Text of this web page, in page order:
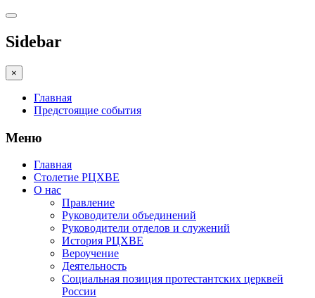
Sidebar
×
Главная
Предстоящие события
Меню
Главная
Столетие РЦХВЕ
О нас
Правление
Руководители объединений
Руководители отделов и служений
История РЦХВЕ
Вероучение
Деятельность
Социальная позиция протестантских церквей
России